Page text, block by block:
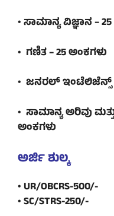
• ಸಾಮಾನ್ಯ ವಿಜ್ಞಾನ –
• ಗಣಿತ – 25 ಅಂಕಗಳು
• ಜನರಲ್ ಇಂಟೆಲಿಜೆನ್ಸ್
• ಸಾಮಾನ್ಯ ಅರಿವು
ಅಂಕಗಳು
ಅರ್ಜಿ ಶುಲ್ಕ
• UR/OBCRS-500/-
• SC/STRS-250/-